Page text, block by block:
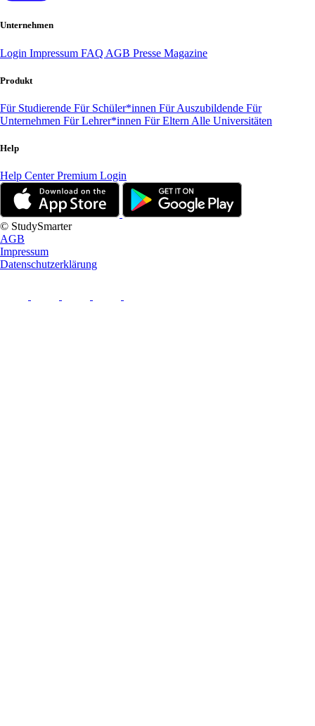
Unternehmen
Login Impressum FAQ AGB Presse Magazine
Produkt
Für Studierende Für Schüler*innen Für Auszubildende Für
Unternehmen Für Lehrer*innen Für Eltern Alle Universitäten
Help
Help CenterPremium Login
© StudySmarter
AGB
Impressum
Datenschutzerklärung